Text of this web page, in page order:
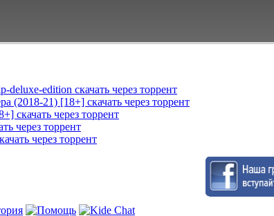
edition скачать через торрент
(2018-21) [18+] скачать через торрент
скачать через торрент
через торрент
через торрент